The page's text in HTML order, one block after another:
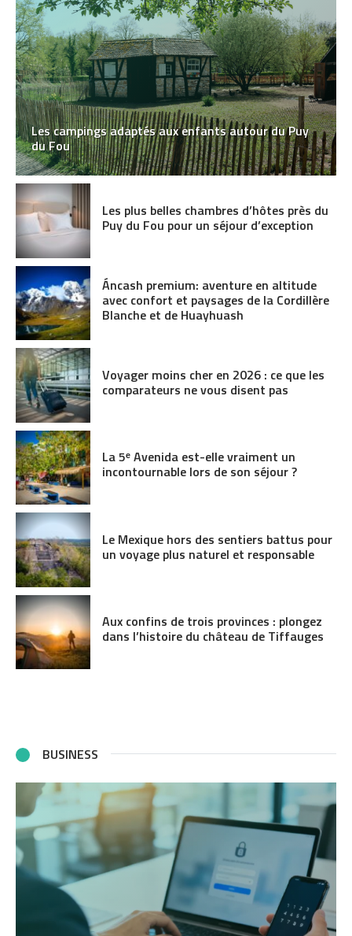
Les campings adaptés aux enfants autour du Puy
du Fou
Les plus belles chambres d’hôtes près du
Puy du Fou pour un séjour d’exception
Áncash premium: aventure en altitude
avec confort et paysages de la Cordillère
Blanche et de Huayhuash
Voyager moins cher en 2026 : ce que les
comparateurs ne vous disent pas
La 5ᵉ Avenida est-elle vraiment un
incontournable lors de son séjour ?
Le Mexique hors des sentiers battus pour
un voyage plus naturel et responsable
Aux confins de trois provinces : plongez
dans l’histoire du château de Tiffauges
BUSINESS